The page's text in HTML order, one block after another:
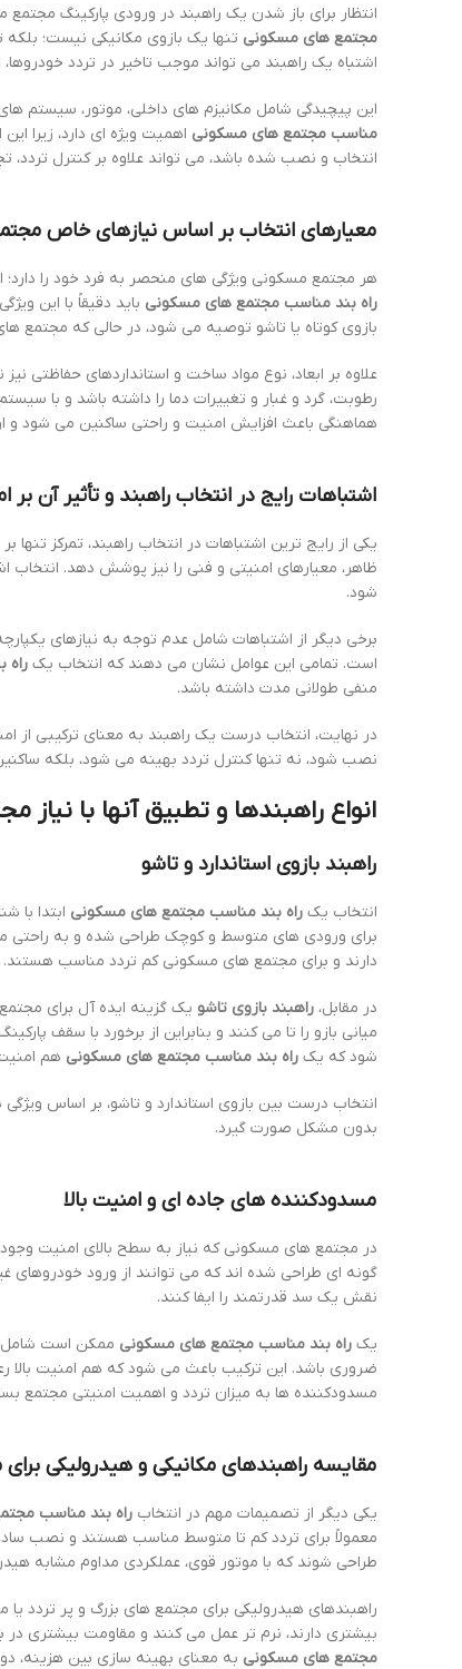
انتظار برای باز شدن یک راهبند در ورودی پارکینگ
مجتمع های مسکونی تنها یک بازوی مکانیکی نیست؛
اشتباه یک راهبند می تواند موجب تاخیر در تردد
این پیچیدگی شامل مکانیزم های داخلی، موتور، سیستم
مناسب مجتمع های مسکونی اهمیت ویژه ای دارد، زیرا
انتخاب و نصب شده باشد، می تواند علاوه بر کنترل تردد،
معیارهای انتخاب بر اساس نیازهای خاص
هر مجتمع مسکونی ویژگی های منحصر به فرد خود را دارد؛
راه بند مناسب مجتمع های مسکونی باید دقیقاً با این
بازوی کوتاه یا تاشو توصیه می شود، در حالی که مجتمع
علاوه بر ابعاد، نوع مواد ساخت و استانداردهای حفاظتی
هماهنگی باعث افزایش امنیت و راحتی ساکنین می شود
اشتباهات رایج در انتخاب راهبند و تأثیر آن بر
یکی از رایج ترین اشتباهات در انتخاب راهبند، تمرکز
ظاهر، معیارهای امنیتی و فنی را نیز پوشش دهد.
شود.
است. تمامی این عوامل نشان می دهند که انتخاب یک
منفی طولانی مدت داشته باشد.
در نهایت، انتخاب درست یک راهبند به معنای ترکیبی از
نصب شود، نه تنها کنترل تردد بهینه می شود، بلکه
انواع راهبندها و تطبیق آنها با
راهبند بازوی استاندارد و تاشو
انتخاب یک راه بند مناسب مجتمع های مسکونی ابتدا با
دارند و برای مجتمع های مسکونی کم تردد مناسب هستند.
در مقابل، راهبند بازوی تاشو یک گزینه ایده آل برای
میانی بازو را تا می کنند و بنابراین از برخورد با سقف
شود که یک راه بند مناسب مجتمع های مسکونی هم
انتخاب درست بین بازوی استاندارد و تاشو، بر اساس
بدون مشکل صورت گیرد.
مسدودکننده های جاده ای و امنیت بالا
در مجتمع های مسکونی که نیاز به سطح بالای امنیت وجود
گونه ای طراحی شده اند که می توانند از ورود خودروهای
نقش یک سد قدرتمند را ایفا کنند.
یک راه بند مناسب مجتمع های مسکونی ممکن است شامل
ضروری باشد. این ترکیب باعث می شود که هم امنیت بالا
مسدودکننده ها به میزان تردد و اهمیت امنیتی مجتمع
مقایسه راهبندهای مکانیکی و هیدرولیکی
یکی دیگر از تصمیمات مهم در انتخاب راه بند مناسب
معمولاً برای تردد کم تا متوسط مناسب هستند و نصب ساده
طراحی شوند که با موتور قوی، عملکردی مداوم مشابه
راهبندهای هیدرولیکی برای مجتمع های بزرگ و پر تردد یا
بیشتری دارند، نرم تر عمل می کنند و مقاومت بیشتری در
مجتمع های مسکونی به معنای بهینه سازی بین هزینه،